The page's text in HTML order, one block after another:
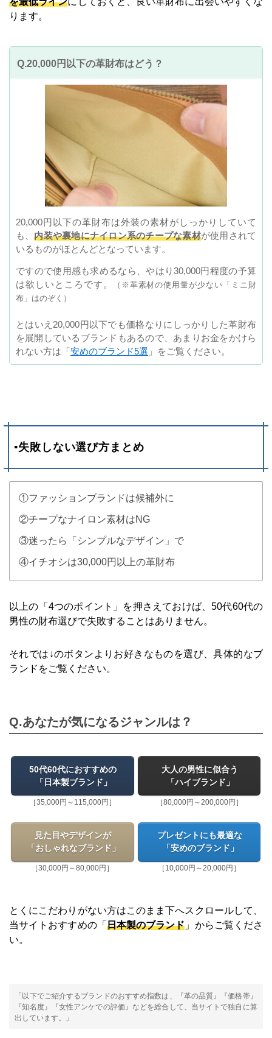
ります。
Q.20,000円以下の革財布はどう？
20,000円以下の革財布は外装の素材がしっかりしていて
も、内装や裏地にナイロン系のチープな素材が使用されて
いるものがほとんどとなっています。
ですので使用感も求めるなら、やはり30,000円程度の予算
は欲しいところです。
（※革素材の使用量が少ない「ミニ財
布」はのぞく）
とはいえ20,000円以下でも価格なりにしっかりした革財布
を展開しているブランドもあるので、あまりお金をかけら
れない方は「 安めのブランド5選 」をご覧ください。
▪失敗しない選び方まとめ
①ファッションブランドは候補外に
②チープなナイロン素材はNG
③迷ったら「シンプルなデザイン」で
④イチオシは30,000円以上の革財布
以上の「4つのポイント」を押さえておけば、50代60代の
男性の財布選びで失敗することはありません。
それでは↓のボタンよりお好きなものを選び、具体的なブ
ランドをご覧ください。
Q.あなたが気になるジャンルは？
50代60代におすすめの
「日本製ブランド」
［35,000円～115,000円］
大人の男性に似合う
「ハイブランド」
［80,000円～200,000円］
見た目やデザインが
「おしゃれなブランド」
［30,000円～80,000円］
プレゼントにも最適な
「安めのブランド」
［10,000円～20,000円］
とくにこだわりがない方はこのまま下へスクロールして、
当サイトおすすめの「 日本製のブランド 」からご覧くださ
い。
「以下でご紹介するブランドのおすすめ指数は、『革の品質』『価格帯』
『知名度』『女性アンケでの評価』などを総合して、当サイトで独自に算
出しています。」